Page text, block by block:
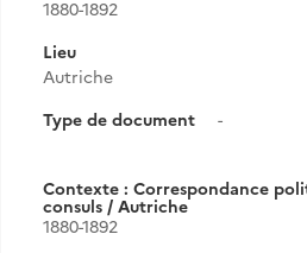
1880-1892
Lieu
Autriche
Type de document
-
Contexte : Correspondance
consuls / Autriche
1880-1892